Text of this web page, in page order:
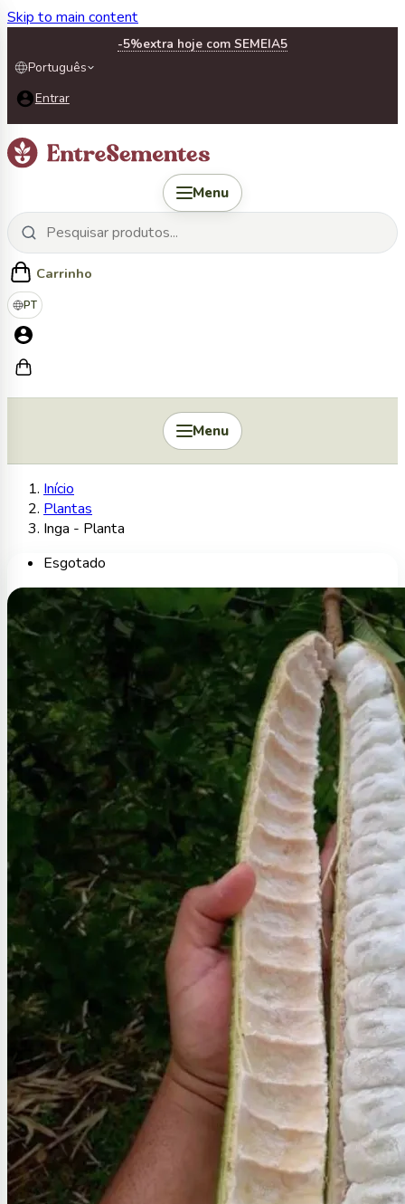
Skip to main content
-5%extra hoje com SEMEIA5
Português
Entrar
Menu
Carrinho
PT
Menu
Início
Plantas
Inga - Planta
Esgotado